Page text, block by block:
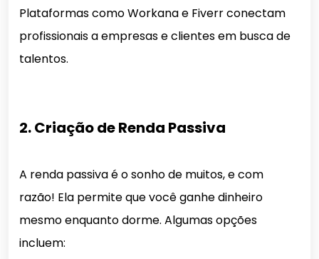
Plataformas como Workana e Fiverr conectam
profissionais a empresas e clientes em busca de
talentos.
2. Criação de Renda Passiva
A renda passiva é o sonho de muitos, e com
razão! Ela permite que você ganhe dinheiro
mesmo enquanto dorme. Algumas opções
incluem: